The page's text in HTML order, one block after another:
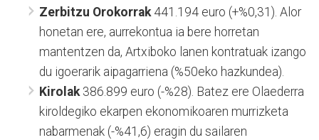
Zerbitzu Orokorrak 441.194 euro (+%0,31). Alor
honetan ere, aurrekontua ia bere horretan
mantentzen da, Artxiboko lanen kontratuak izango
du igoerarik aipagarriena (%50eko hazkundea).
Kirolak 386.899 euro (-%28). Batez ere Olaederra
kiroldegiko ekarpen ekonomikoaren murrizketa
nabarmenak (-%41,6) eragin du sailaren